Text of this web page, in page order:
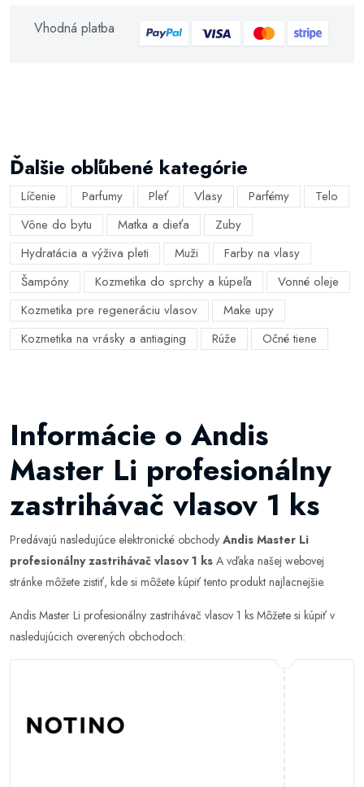
Vhodná platba
Ďalšie obľúbené kategórie
Líčenie Parfumy Pleť Vlasy Parfémy
Telo
Vône do bytu
Matka a dieťa
Zuby
Hydratácia a výživa pleti
Muži
Farby na vlasy
Šampóny
Kozmetika do sprchy a kúpeľa
Vonné oleje
Kozmetika pre regeneráciu vlasov
Make upy
Kozmetika na vrásky a antiaging
Rúže Očné tiene
Informácie o Andis
Master Li profesionálny
zastrihávač vlasov 1 ks
Predávajú nasledujúce elektronické obchody Andis Master Li
profesionálny zastrihávač vlasov 1 ks A vďaka našej webovej
stránke môžete zistiť, kde si môžete kúpiť tento produkt najlacnejšie.
Andis Master Li profesionálny zastrihávač vlasov 1 ks Môžete si kúpiť v
nasledujúcich overených obchodoch: